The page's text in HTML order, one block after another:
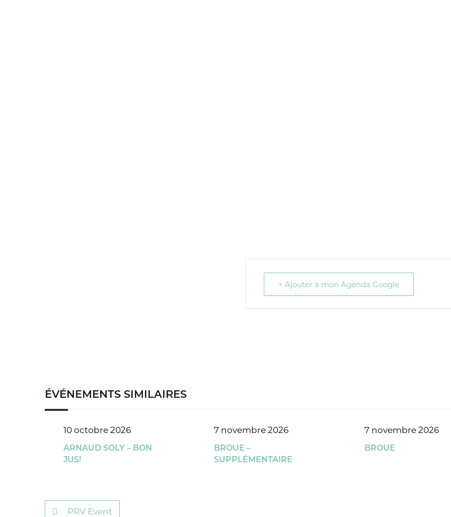
+ Ajouter à mon Agenda Google
ÉVÉNEMENTS SIMILAIRES
10 octobre 2026
ARNAUD SOLY – BON
JUS!
7 novembre 2026
BROUE –
SUPPLÉMENTAIRE
7 novembre 2026
BROUE
PRV Event